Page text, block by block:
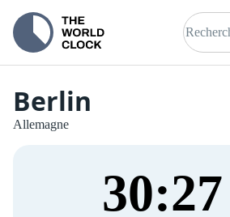
Berlin
Allemagne
30:27